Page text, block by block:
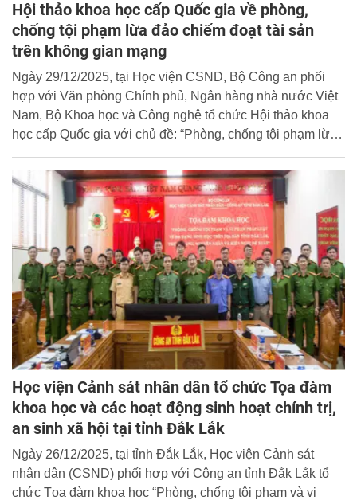
Hội thảo khoa học cấp Quốc gia về phòng,
chống tội phạm lừa đảo chiếm đoạt tài sản
trên không gian mạng
Ngày 29/12/2025, tại Học viện CSND, Bộ Công an phối
hợp với Văn phòng Chính phủ, Ngân hàng nhà nước Việt
Nam, Bộ Khoa học và Công nghệ tổ chức Hội thảo khoa
học cấp Quốc gia với chủ đề: “Phòng, chống tội phạm lừa
tướng, PGS.TS. Trần Quốc Tỏ - Ủy viên Trung ương
Đảng, Thứ trưởng Bộ Công an chủ trì Hội thảo.
Học viện Cảnh sát nhân dân tổ chức Tọa đàm
khoa học và các hoạt động sinh hoạt chính trị,
an sinh xã hội tại tỉnh Đắk Lắk
Ngày 26/12/2025, tại tỉnh Đắk Lắk, Học viện Cảnh sát
nhân dân (CSND) phối hợp với Công an tỉnh Đắk Lắk tổ
chức Tọa đàm khoa học “Phòng, chống tội phạm và vi